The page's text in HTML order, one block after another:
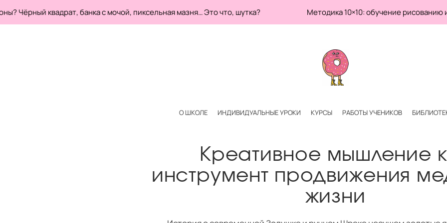
О ШКОЛЕ ИНДИВИДУАЛЬНЫЕ УРОКИ КУРСЫ РАБОТЫ УЧЕНИКОВ
Креативное мышление
инструмент продвижения
жизни
Чёрный квадрат, банка с мочой, пиксельная мазня… Это что, шутка? Методика 10×10: обучение рисованию и